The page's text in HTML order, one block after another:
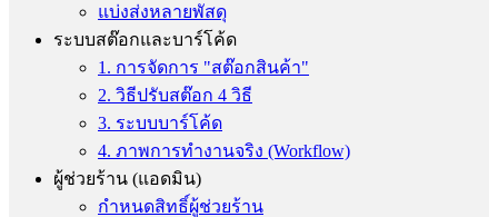
แบ่งส่งหลายพัสดุ
ระบบสต๊อกและบาร์โค้ด
1. การจัดการ "สต๊อกสินค้า"
2. วิธีปรับสต๊อก 4 วิธี
3. ระบบบาร์โค้ด
4. ภาพการทำงานจริง (Workflow)
ผู้ช่วยร้าน (แอดมิน)
กำหนดสิทธิ์ผู้ช่วยร้าน